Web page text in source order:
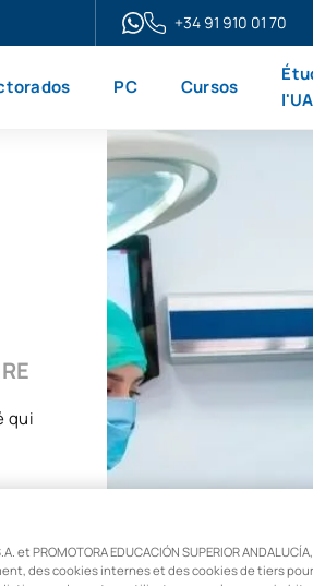
+34 91 910 01 70
PC Cursos
qui
et PROMOTORA EDUCACIÓN SUPERIOR
des cookies internes et des cookies de tiers